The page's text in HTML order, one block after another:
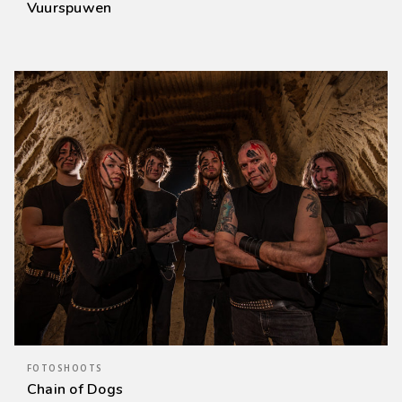
Vuurspuwen
FOTOSHOOTS
Chain of Dogs